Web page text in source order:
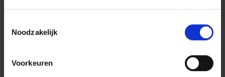
Noodzakelijk
Voorkeuren